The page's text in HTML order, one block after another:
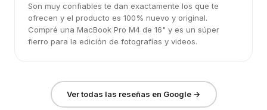
Son muy confiables te dan exactamente los que te
ofrecen y el producto es 100% nuevo y original.
Compré una MacBook Pro M4 de 16" y es un súper
fierro para la edición de fotografías y videos.
Ver todas las reseñas en Google →